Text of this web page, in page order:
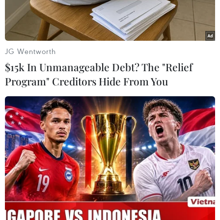
VPBank và MobiFone hợp tác chiến lược toàn diện xây dựng hệ
sinh thái. (Ảnh: Vietnam+)
Ngân hàng Thương mại cổ phần Việt Nam
Thịnh Vượng (VPBank) và Tổng công ty Viễn
thông MobiFone chính thức ký kết thỏa thuận
hợp tác chiến lược toàn diện, hướng tới xây
JG Wentworth
$15k In Unmanageable Debt? The "Relief
Program" Creditors Hide From You